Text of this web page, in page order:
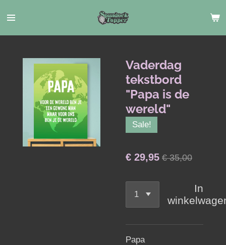
direct
naar
hoofdinhoud
Vaderdag
tekstbord
"Papa is de
wereld"
Sale!
€ 29,95 € 35,00
In
Papa